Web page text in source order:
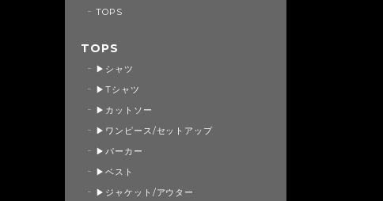
TOPS
TOPS
▶シャツ
▶Tシャツ
▶カットソー
▶ワンピース/セットアップ
▶パーカー
▶ベスト
▶ジャケット/アウター